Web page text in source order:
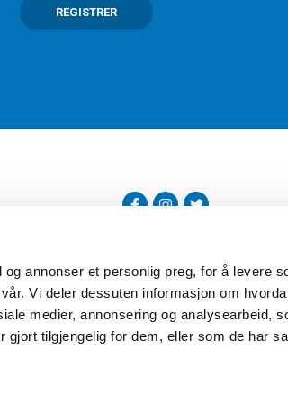
annonser et personlig preg, for å levere
Vi deler dessuten informasjon om
medier, annonsering og analysearbeid,
gjort tilgjengelig for dem, eller som de har
REGISTRER
Torshov Sport har over 90 års
klubbhandel. Torshov Sport har
Drammen, Sandvika Storsenter